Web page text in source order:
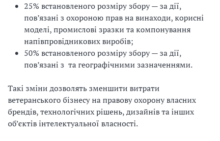
25% встановленого розміру збору — за дії,
пов’язані з охороною прав на винаходи, корисні
моделі, промислові зразки та компонування
напівпровідникових виробів;
50% встановленого розміру збору — за дії,
пов’язані з та географічними зазначеннями.
Такі зміни дозволять зменшити витрати
ветеранського бізнесу на правову охорону власних
брендів, технологічних рішень, дизайнів та інших
об’єктів інтелектуальної власності.